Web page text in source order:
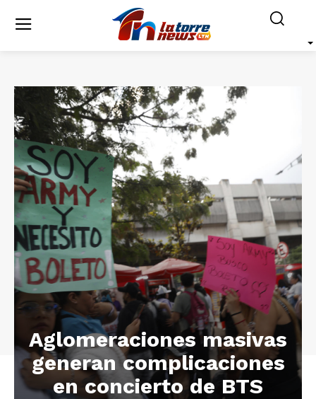
Aglomeraciones masivas
generan complicaciones
en concierto de BTS